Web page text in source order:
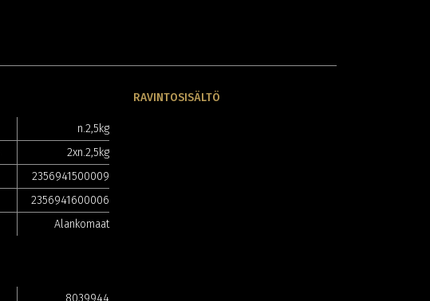
n.2,5kg
2xn.2,5kg
2356941500009
2356941600006
Alankomaat
RAVINTOSISÄLTÖ
8039944